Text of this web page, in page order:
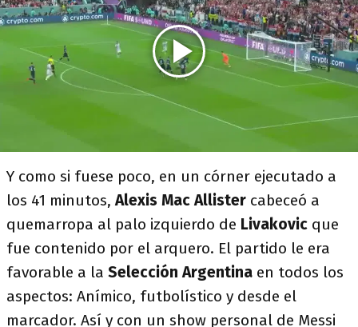
Y como si fuese poco, en un córner ejecutado a
los 41 minutos,Alexis Mac Allister cabeceó a
quemarropa al palo izquierdo de Livakovic que
fue contenido por el arquero. El partido le era
favorable a la Selección Argentina en todos los
aspectos: Anímico, futbolístico y desde el
marcador. Así y con un show personal de Messi